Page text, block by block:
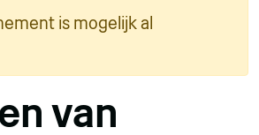
is mogelijk al
van